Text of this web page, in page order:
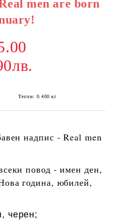
men are born
Тегло: 0.400 кг
надпис -Real men
повод - имен ден,
година, юбилей,
и др.
черен;